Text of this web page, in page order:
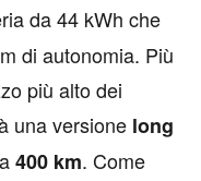
da 44 kWh che
di autonomia. Più
più alto dei
una versione long
400 km. Come